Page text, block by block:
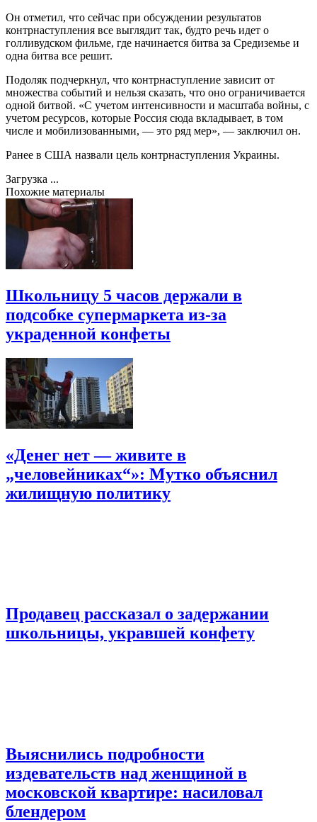
Он отметил, что сейчас при обсуждении результатов
контрнаступления все выглядит так, будто речь идет о
голливудском фильме, где начинается битва за Средиземье и
одна битва все решит.
Подоляк подчеркнул, что контрнаступление зависит от
множества событий и нельзя сказать, что оно ограничивается
одной битвой. «С учетом интенсивности и масштаба войны, с
учетом ресурсов, которые Россия сюда вкладывает, в том
числе и мобилизованными, — это ряд мер», — заключил он.
Ранее в США назвали цель контрнаступления Украины.
Загрузка ...
Похожие материалы
Школьницу 5 часов держали в
подсобке супермаркета из-за
украденной конфеты
«Денег нет — живите в
„человейниках“»: Мутко объяснил
жилищную политику
Продавец рассказал о задержании
школьницы, укравшей конфету
Выяснились подробности
издевательств над женщиной в
московской квартире: насиловал
блендером